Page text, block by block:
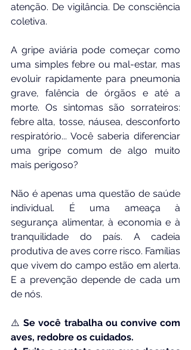
atenção. De vigilância. De consciência
coletiva.
A gripe aviária pode começar como
uma simples febre ou mal-estar, mas
evoluir rapidamente para pneumonia
grave, falência de órgãos e até a
morte. Os sintomas são sorrateiros:
febre alta, tosse, náusea, desconforto
respiratório... Você saberia diferenciar
uma gripe comum de algo muito
mais perigoso?
Não é apenas uma questão de saúde
individual. É uma ameaça à
segurança alimentar, à economia e à
tranquilidade do país. A cadeia
produtiva de aves corre risco. Famílias
que vivem do campo estão em alerta.
E a prevenção depende de cada um
de nós.
⚠️ Se você trabalha ou convive com
aves, redobre os cuidados.